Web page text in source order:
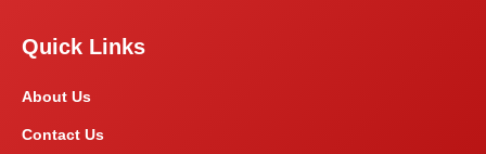
Quick Links
About Us
Contact Us